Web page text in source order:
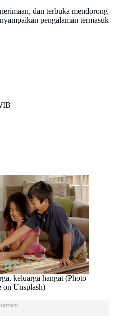
dan terbuka mendorong
pengalaman termasuk
keluarga hangat (Photo
on Unsplash)